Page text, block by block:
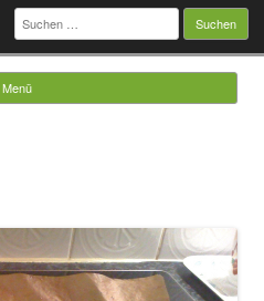
Suchen
nach:
Menü